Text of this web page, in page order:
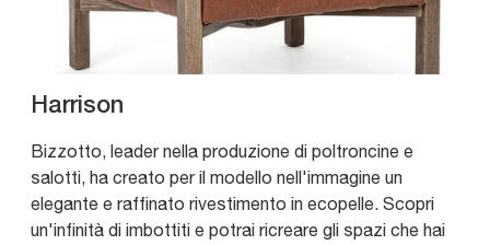
Harrison
Bizzotto, leader nella produzione di poltroncine e
salotti, ha creato per il modello nell'immagine un
elegante e raffinato rivestimento in ecopelle. Scopri
un'infinità di imbottiti e potrai ricreare gli spazi che hai